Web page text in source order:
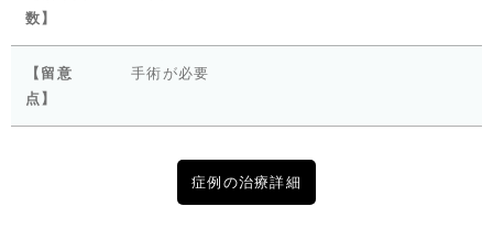
数】
【留意
点】
手術が必要
症例の治療詳細